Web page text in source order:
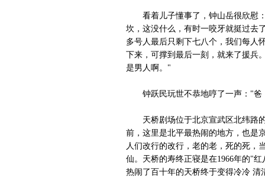
看着儿子懂事了，钟山岳很欣慰：
坎，这没什么，有时一咬牙就挺过去
多号人最后只剩下七八个，我们每人
下来，可撑到最后一刻，就来了援兵
是男人啊。"
钟跃民玩世不恭地哼了一声："爸
天桥剧场位于北京宣武区北纬路的
前，这里是北平最热闹的地方，也是
人们改行的改行，老的老，死的死，
仙。天桥的寿终正寝是在1966年的"
热闹了百十年的天桥终于变得冷冷 清